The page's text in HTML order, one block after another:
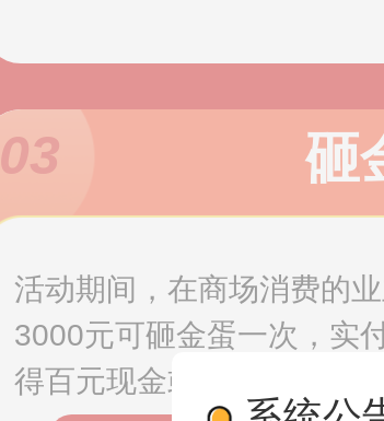
03 砸
活动期间，在商场消费的
3000元可砸金蛋一次，实
得百元现金或家居用品。